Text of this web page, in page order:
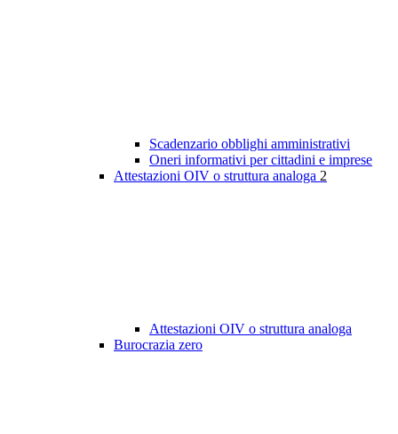
Scadenzario obblighi amministrativi
Oneri informativi per cittadini e imprese
Attestazioni OIV o struttura analoga 2
Attestazioni OIV o struttura analoga
Burocrazia zero